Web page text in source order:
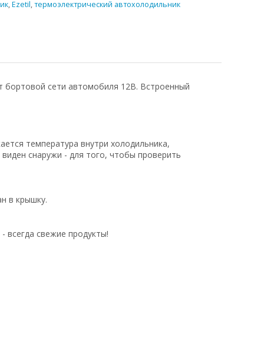
,Ezetil,термоэлектрический автохолодильник
бортовой сети автомобиля 12В. Встроенный
температура внутри холодильника,
снаружи - для того, чтобы проверить
в крышку.
всегда свежие продукты!